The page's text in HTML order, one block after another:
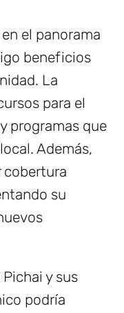
el panorama
beneficios
La
para el
programas que
Además,
cobertura
su
y sus
podría